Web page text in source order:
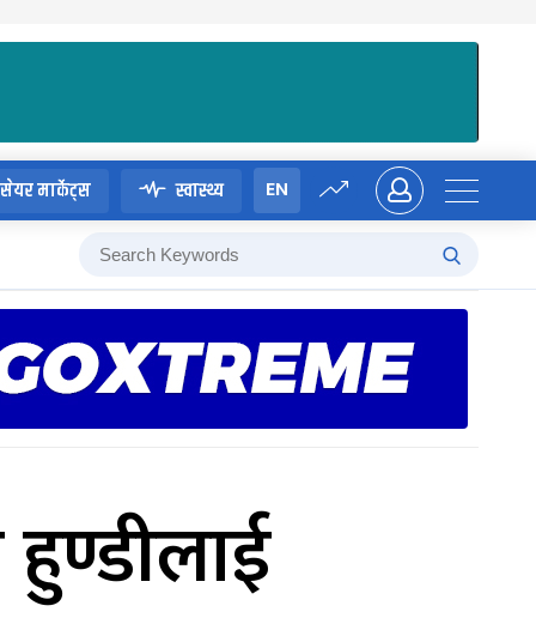
सेयर मार्केट्स स्वास्थ्य EN